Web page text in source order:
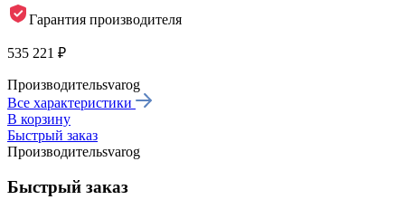
Гарантия производителя
535 221 ₽
Производительsvarog
Все характеристики
В корзину
Быстрый заказ
Производительsvarog
Быстрый заказ